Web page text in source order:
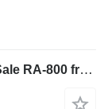
TICAB Asphalt Recycling Machine for Sale RA-800 from Manufacturer